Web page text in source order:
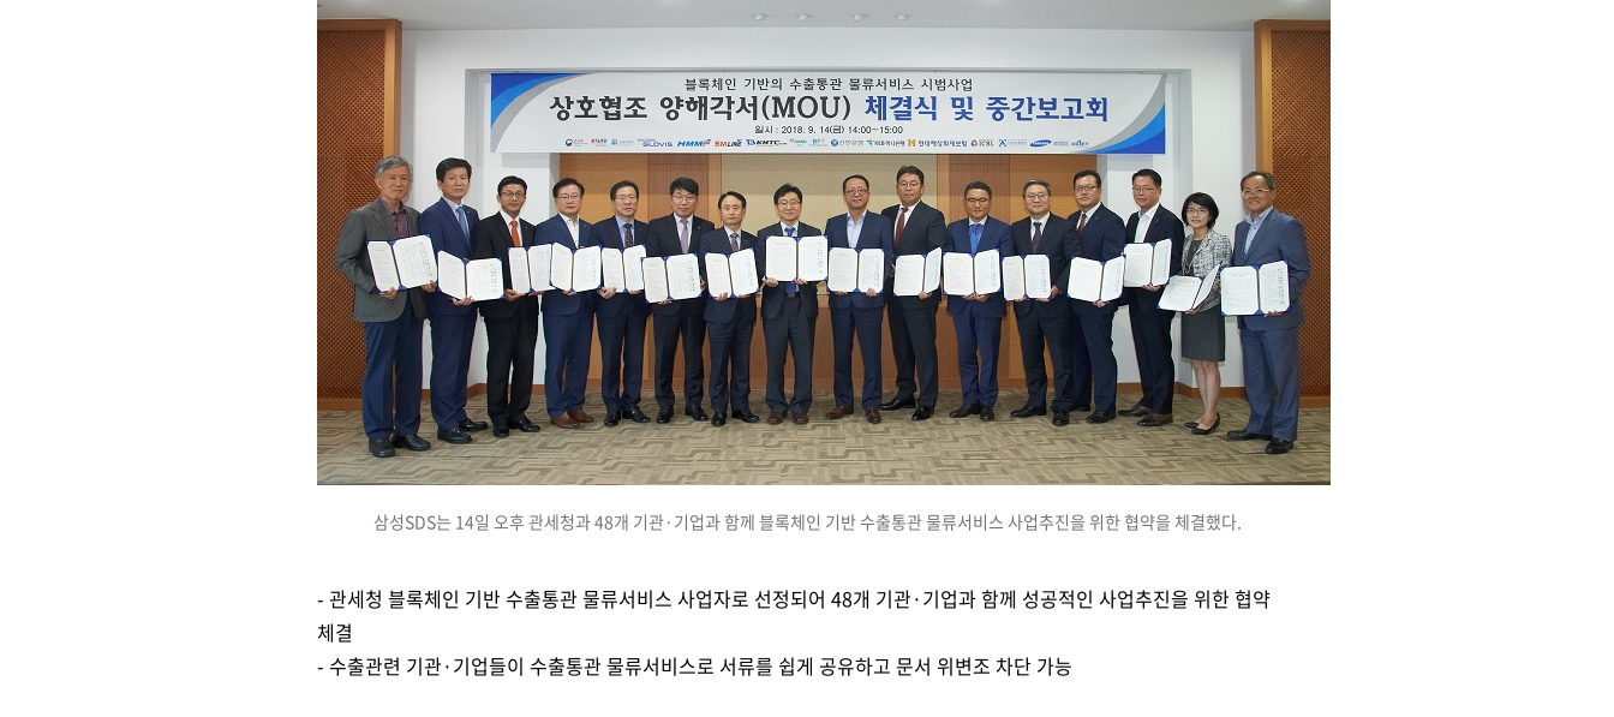
생성형 AI
AI 업무혁신
데이터 분석
Samsung Cloud Platform
매니지드 서비스
클라우드 보안
데이터센터/네트워크
GDC (Global Development Center)
업무 자동화
엔터프라이즈 애플리케이션
디지털 전환 서비스
디지털 전환 진단
디지털 전환 컨설팅
CX 이노베이션
디지털 금융
디지털 헬스
CogniX
AI Agent 기반 SW 개발 플랫폼
Anyframe
개발 프레임워크
디지털 물류 혁신 스토리
글로벌 공급망
글로벌 물류 거점
CEO 소개
사업장 소개
Awards & Recognition
재무정보
IR 행사 & 실적발표
주주총회
공시 및 알림
ESG 경영체계
환경/에너지 경영
인권경영
사회공헌
윤리 & 준법경영
디지털 책임
보고서 & 정책
이슈와 팩트
미디어 갤러리
삼성SDS는 14일 오후 관세청과 48개 기관·기업과 함께 블록체인 기반 수출통관 물류서비스 사업추진을 위한 협약을 체결했다.
- 관세청 블록체인 기반 수출통관 물류서비스 사업자로 선정되어 48개 기관·기업과 함께 성공적인 사업추진을 위한 협약
체결
- 수출관련 기관·기업들이 수출통관 물류서비스로 서류를 쉽게 공유하고 문서 위변조 차단 가능